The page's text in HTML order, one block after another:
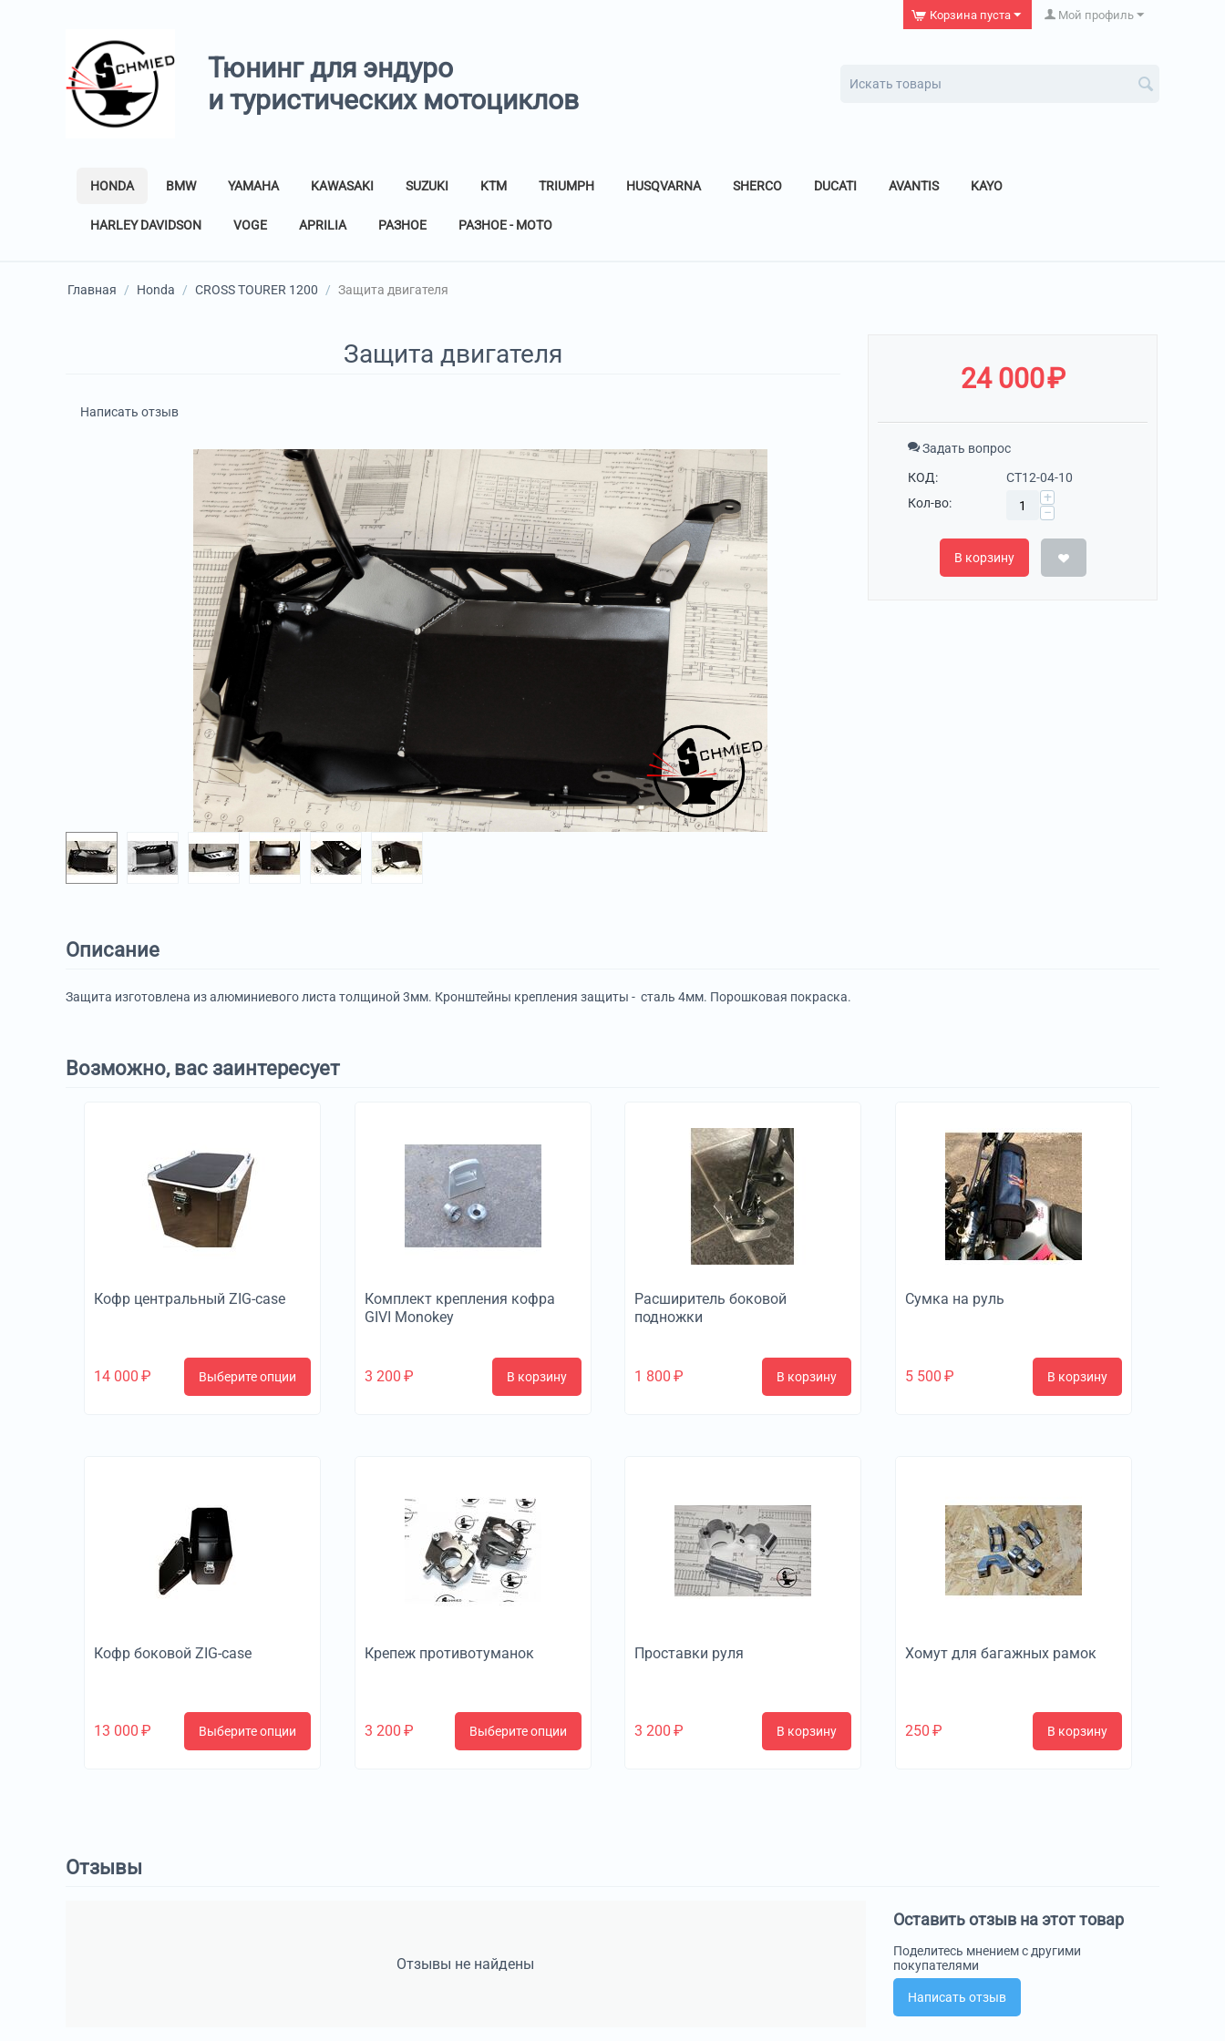
Мой профиль
Корзина пуста
Тюнинг для эндуро
и туристических мотоциклов
HONDA BMW YAMAHA KAWASAKI SUZUKI KTM TRIUMPH HUSQVARNA SHERCO DUCATI AVANTIS KAYO
HARLEY DAVIDSON VOGE APRILIA РАЗНОЕ РАЗНОЕ - МОТО
Главная / Honda / CROSS TOURER 1200 / Защита двигателя
Защита двигателя
Написать отзыв
24 000₽
Задать вопрос
КОД:
CT12-04-10
Кол-во:
+
−
В корзину
Описание
Защита изготовлена из алюминиевого листа толщиной 3мм. Кронштейны крепления защиты - сталь 4мм. Порошковая покраска.
Возможно, вас заинтересует
Кофр центральный ZIG-case
14 000 ₽ Выберите опции
Комплект крепления кофра
GIVI Monokey
3 200 ₽ В корзину
Расширитель боковой
подножки
1 800 ₽ В корзину
Сумка на руль
5 500 ₽ В корзину
Кофр боковой ZIG-case
13 000 ₽ Выберите опции
Крепеж противотуманок
3 200 ₽ Выберите опции
Проставки руля
3 200 ₽ В корзину
Хомут для багажных рамок
250 ₽ В корзину
Отзывы
Отзывы не найдены
Оставить отзыв на этот товар
Поделитесь мнением с другими
покупателями
Написать отзыв